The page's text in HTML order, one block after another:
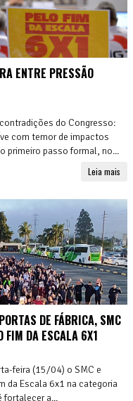
ENTRE PRESSÃO
do Congresso:
com temor de impactos
primeiro passo formal, no...
Leia mais
DE FÁBRICA, SMC
FIM DA ESCALA 6X1
feira (15/04) o SMC e
da Escala 6x1 na categoria
fortalecer a...